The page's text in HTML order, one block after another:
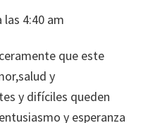
las 4:40 am
que este
y
y difíciles queden
y esperanza